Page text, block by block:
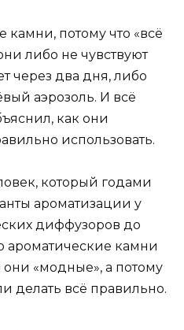
камни, потому что «всё
либо не чувствуют
через два дня, либо
аэрозоль. И всё
как они
использовать.
который годами
ароматизации у
диффузоров до
ароматические камни
«модные», а потому
делать всё правильно.